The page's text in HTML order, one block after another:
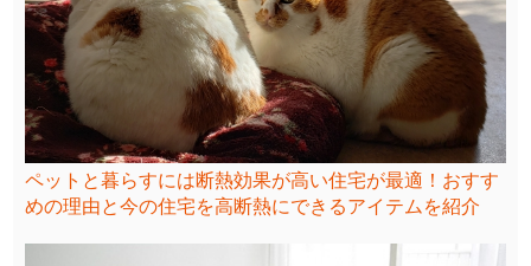
ペットと暮らすには断熱効果が高い住宅が最適！おすす
めの理由と今の住宅を高断熱にできるアイテムを紹介